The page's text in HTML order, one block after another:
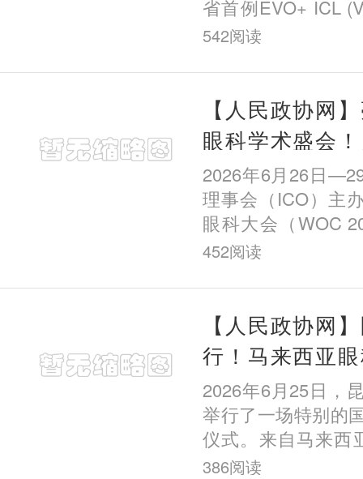
省首例EVO+ ICL
手术以来，该院
科机构之一。 从
542阅读
【人民政协网
眼科学术盛会
董艳秋医生受
世界眼科大会
2026年6月26日
理事会（ICO）主
眼科大会（WOC
至29日在捷克共
Ophthalmology
国际眼
452阅读
【人民政协网
行！马来西亚
习，昆明艾维
担任培训导师
2026年6月25日，
举行了一场特别的
仪式。来自马来西
Bin Hoo正式入驻
386阅读